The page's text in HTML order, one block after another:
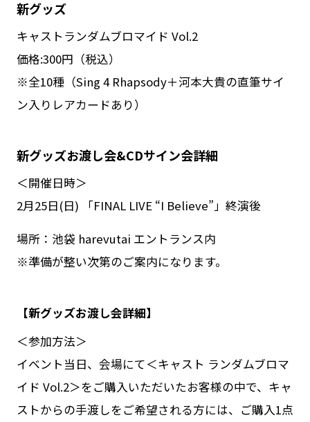
新グッズ
キャストランダムブロマイド Vol.2
価格:300円（税込）
※全10種（Sing 4 Rhapsody＋河本大貴の直筆サイ
ン入りレアカードあり）
新グッズお渡し会&CDサイン会詳細
＜開催日時＞
2月25日(日) 「FINAL LIVE “I Believe”」終演後
場所：池袋 harevutai エントランス内
※準備が整い次第のご案内になります。
【新グッズお渡し会詳細】
＜参加方法＞
イベント当日、会場にて＜キャスト ランダムブロマ
イド Vol.2＞をご購入いただいたお客様の中で、キャ
ストからの手渡しをご希望される方には、ご購入1点